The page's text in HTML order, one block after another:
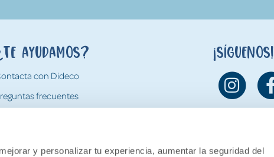
y personalizar tu experiencia, aumentar la seguridad del
ayudamos?
con Dideco
frecuentes
¡Síguenos!